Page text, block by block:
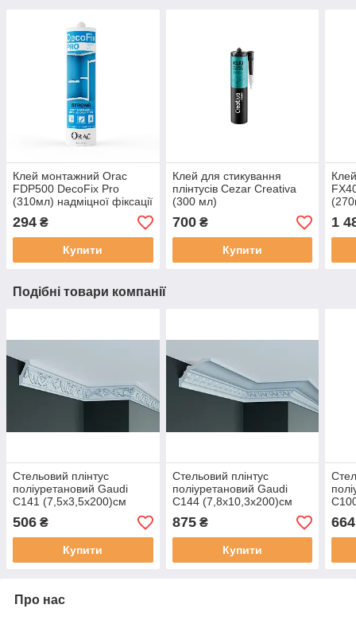
Клей монтажний Orac
FDP500 DecoFix Pro
(310мл) надміцної фіксації
294 ₴
Купити
Клей для стикування
плінтусів Cezar Creativa
(300 мл)
700₴
Купити
1
Подібні товари компанії
Стельовий плінтус
поліуретановий Gaudi
C141 (7,5х3,5х200)см
506 ₴
Купити
Стельовий плінтус
поліуретановий Gaudi
C144 (7,8х10,3х200)см
875₴
Купити
664
Про нас